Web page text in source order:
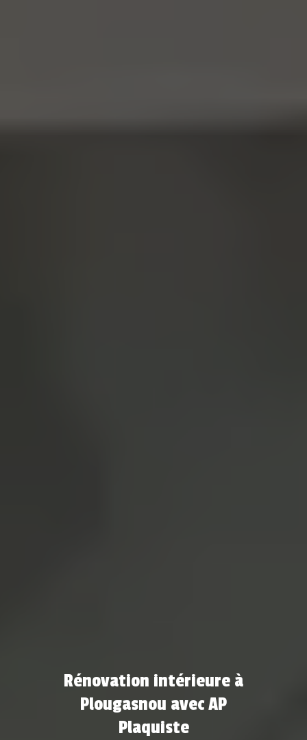
Rénovation intérieure à
Plougasnou avec AP
Plaquiste